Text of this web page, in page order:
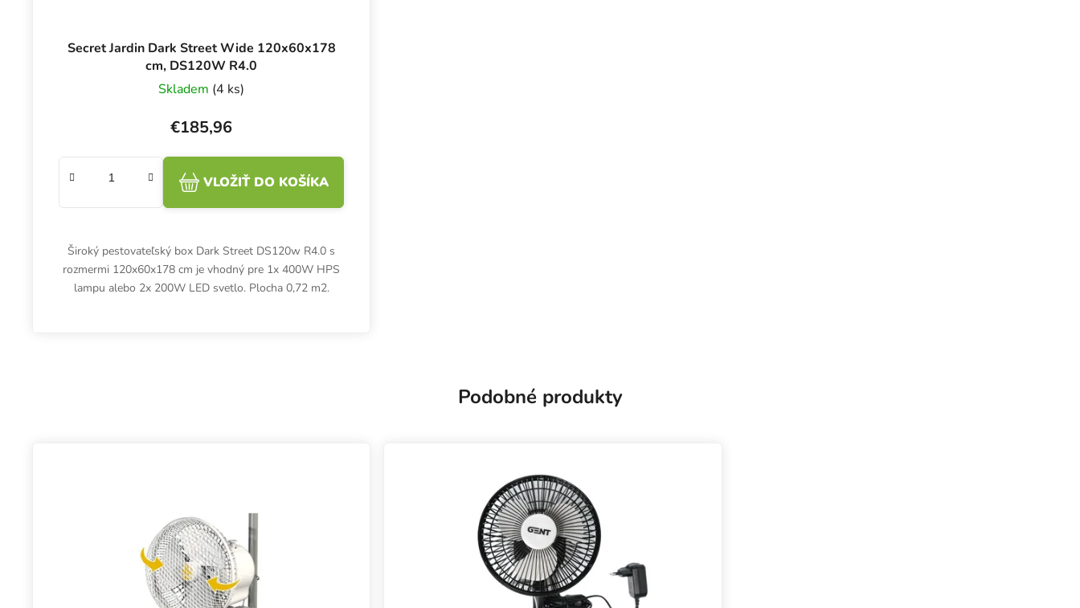
Secret Jardin Dark Street Wide 120x60x178
cm, DS120W R4.0
Skladem (4 ks)
€185,96
VLOŽIŤ DO KOŠÍKA
Široký pestovateľský box Dark Street DS120w R4.0 s
rozmermi 120x60x178 cm je vhodný pre 1x 400W HPS
lampu alebo 2x 200W LED svetlo. Plocha 0,72 m2.
Podobné produkty